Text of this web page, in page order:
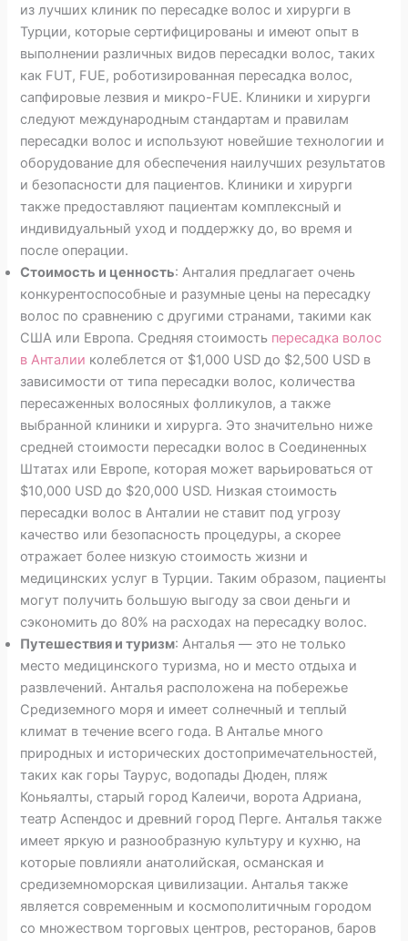
из лучших клиник по пересадке волос и хирурги в
Турции, которые сертифицированы и имеют опыт в
выполнении различных видов пересадки волос, таких
как FUT, FUE, роботизированная пересадка волос,
сапфировые лезвия и микро-FUE. Клиники и хирурги
следуют международным стандартам и правилам
пересадки волос и используют новейшие технологии и
оборудование для обеспечения наилучших результатов
и безопасности для пациентов. Клиники и хирурги
также предоставляют пациентам комплексный и
индивидуальный уход и поддержку до, во время и
после операции.
Стоимость и ценность: Анталия предлагает очень
конкурентоспособные и разумные цены на пересадку
волос по сравнению с другими странами, такими как
США или Европа. Средняя стоимость пересадка волос
в Анталии колеблется от $1,000 USD до $2,500 USD в
зависимости от типа пересадки волос, количества
пересаженных волосяных фолликулов, а также
выбранной клиники и хирурга. Это значительно ниже
средней стоимости пересадки волос в Соединенных
Штатах или Европе, которая может варьироваться от
$10,000 USD до $20,000 USD. Низкая стоимость
пересадки волос в Анталии не ставит под угрозу
качество или безопасность процедуры, а скорее
отражает более низкую стоимость жизни и
медицинских услуг в Турции. Таким образом, пациенты
могут получить большую выгоду за свои деньги и
сэкономить до 80% на расходах на пересадку волос.
Путешествия и туризм: Анталья — это не только
место медицинского туризма, но и место отдыха и
развлечений. Анталья расположена на побережье
Средиземного моря и имеет солнечный и теплый
климат в течение всего года. В Анталье много
природных и исторических достопримечательностей,
таких как горы Таурус, водопады Дюден, пляж
Коньяалты, старый город Калеичи, ворота Адриана,
театр Аспендос и древний город Перге. Анталья также
имеет яркую и разнообразную культуру и кухню, на
которые повлияли анатолийская, османская и
средиземноморская цивилизации. Анталья также
является современным и космополитичным городом
со множеством торговых центров, ресторанов, баров